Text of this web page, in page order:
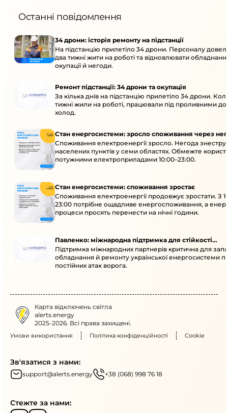
Останні повідомлення
34 дрони: історія ремонту на підстанції
На підстанцію прилетіло 34 дрони. Персоналу
два тижні жити на роботі та відновлювати
окупації й негоди.
Ремонт підстанції: 34 дрони та окупація
За кілька днів на підстанцію прилетіло 34 дрони.
тижні жили на роботі, працювали під проливними
холод.
Стан енергосистеми: зросло споживання через
Споживання електроенергії зросло. Негода
населених пунктів у семи областях. Обмежте
потужними електроприладами 10:00–23:00.
Стан енергосистеми: споживання зростає
Споживання електроенергії продовжує зростати. З
23:00 потрібне ощадливе енергоспоживання, а
процеси просять перенести на нічні години.
Павленко: міжнародна підтримка для стійкості
енергосистеми
Підтримка міжнародних партнерів критична для
обладнання й ремонту української енергосистеми
постійних атак ворога.
Карта відключень світла
alerts.energy
2025-2026. Всі права захищені.
Умови використання Політика конфіденційності Cookie
Зв'язатися з нами:
support@alerts.energy +38 (068) 998 76 18
Стежте за нами: